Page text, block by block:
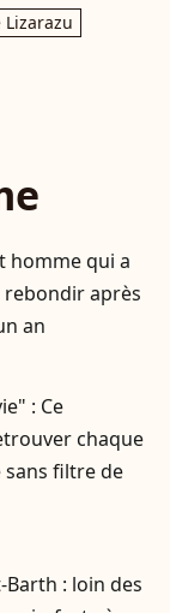
Lizarazu
homme qui a
rebondir après
an
: Ce
chaque
sans filtre de
: loin des